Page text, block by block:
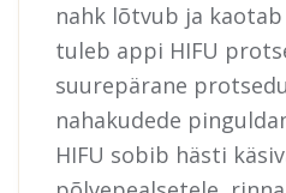
nahk lõtvub ja kaotab
tuleb appi HIFU
suurepärane
nahakudede
HIFU sobib hästi